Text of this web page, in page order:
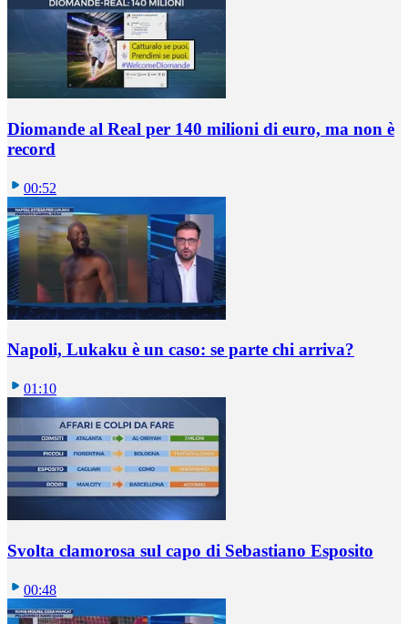
Diomande al Real per 140 milioni di euro, ma non è
record
00:52
Napoli, Lukaku è un caso: se parte chi arriva?
01:10
Svolta clamorosa sul capo di Sebastiano Esposito
00:48